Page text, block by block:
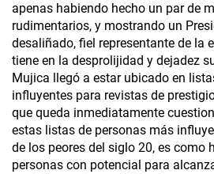
apenas habiendo hecho un par de
rudimentarios, y mostrando un
desaliñado, fiel representante de la
tiene en la desprolijidad y dejadez
Mujica llegó a estar ubicado en
influyentes para revistas de
que queda inmediatamente
estas listas de personas más
de los peores del siglo 20, es como
personas con potencial para